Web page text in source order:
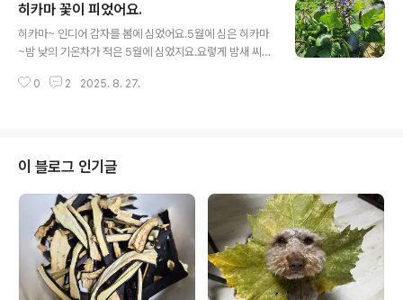
꽃도 잘랐습니다. 10월 초에 수확 예정인 히카마가 어떻게
크고 있을까요~오늘까지의 히카마를 공개합니다. 짜잔~~
땅속에 있는 히카마가 무지 궁금한 인테리어 업자 농부님
너무나 신기합니다.그 조그마한 씨앗에서 이렇게 큰 히카
히카마 꽃이 피었어요.
히카마~ 인디어 감자를 봄에 심었어요.5월에 심은 히카마
~밤 낮의 기온차가 적은 5월에 심었지요.요렇게 밤새 씨앗
럼 올라오던 히카마~ 꽃이 피었어요. 1개의 구멍에 2알씩
또는 얌빈이라고 불리는 히카마입니다. 맛은 고구마와 감
자 그리고 배가 혼합된 맛으로 달달하니 그냥 먹기에도 좋
은 히카마~그래서 주로 생식을 많이 하고요. 샐러드 등 다
양한 요리에 무처럼 사용되고 있어요. 해가 잘 드는 곳에서
가장 잘 성장하고요. 높은 기온과 충분한 관수가 필요해요.
이번 밭에 가면 물도 ..
0 2 2025. 8. 27.
이 블로그 인기글